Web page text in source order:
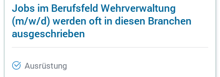
Jobs im Berufsfeld Wehrverwaltung
(m/w/d) werden oft in diesen Branchen
ausgeschrieben
Ausrüstung